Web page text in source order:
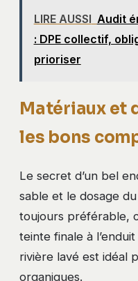
LIRE AUSSI Audit
: DPE collectif,
prioriser
Matériaux et
les bons
Le secret d’un bel
sable et le dosage
toujours préférable,
teinte finale à
rivière lavé est idéal
organiques.